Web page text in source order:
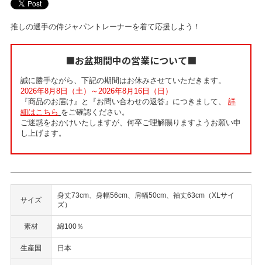
推しの選手の侍ジャパントレーナーを着て応援しよう！
■お盆期間中の営業について■
誠に勝手ながら、下記の期間はお休みさせていただきます。
2026年8月8日（土）～2026年8月16日（日）
『商品のお届け』と『お問い合わせの返答』につきまして、 詳
細はこちら をご確認ください。
ご迷惑をおかけいたしますが、何卒ご理解賜りますようお願い申
し上げます。
サイズ
身丈73cm、身幅56cm、肩幅50cm、袖丈63cm（XLサイ
ズ）
素材 綿100％
生産国 日本